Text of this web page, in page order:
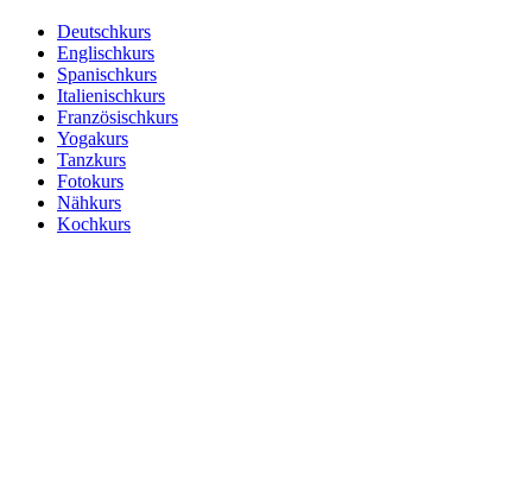
Deutschkurs
Englischkurs
Spanischkurs
Italienischkurs
Französischkurs
Yogakurs
Tanzkurs
Fotokurs
Nähkurs
Kochkurs